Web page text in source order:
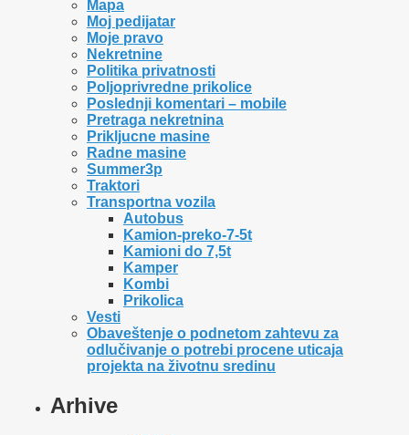
Mapa
Moj pedijatar
Moje pravo
Nekretnine
Politika privatnosti
Poljoprivredne prikolice
Poslednji komentari – mobile
Pretraga nekretnina
Prikljucne masine
Radne masine
Summer3p
Traktori
Transportna vozila
Autobus
Kamion-preko-7-5t
Kamioni do 7,5t
Kamper
Kombi
Prikolica
Vesti
Оbaveštenje o podnetom zahtevu za
odlučivanje o potrebi procene uticaja
projekta na životnu sredinu
Arhive
Naslovna
Dešavanja
Galerije
Nekretnine
Laguna